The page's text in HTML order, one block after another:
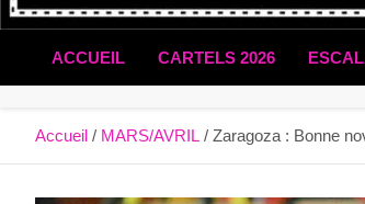
ACCUEIL CARTELS 2026
Accueil MARS/AVRIL Zaragoza : Bonne